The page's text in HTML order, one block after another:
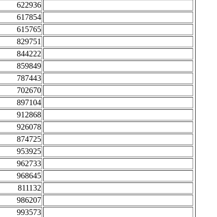
622936
617854
615765
829751
844222
859849
787443
702670
897104
912868
926078
874725
953925
962733
968645
811132
986207
993573